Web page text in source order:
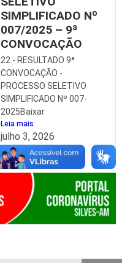
SIMPLIFICADO Nº
007/2025 – 9ª
CONVOCAÇÃO
22 - RESULTADO 9ª
CONVOCAÇÃO -
PROCESSO SELETIVO
SIMPLIFICADO Nº 007-
2025Baixar
Leia mais
julho 3, 2026